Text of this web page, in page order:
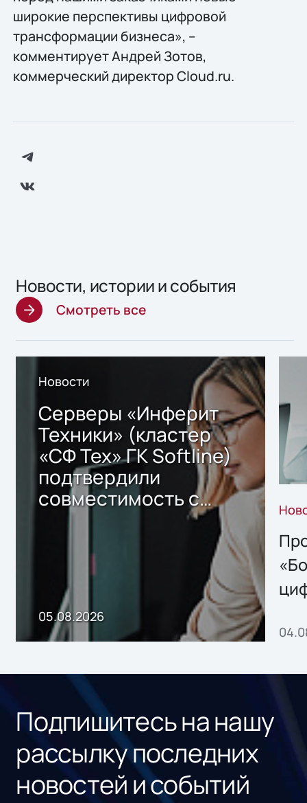
широкие перспективы цифровой
трансформации бизнеса», –
комментирует Андрей Зотов,
коммерческий директор Cloud.ru.
Новости, истории и события
Смотреть все
Новости
Серверы «Инферит
Техники» (кластер
«СФ Тех» ГК Softline)
подтвердили
совместимость с
решением Sharx
хранения данных
05.08.2026
Подпишитесь на нашу
рассылку последних
новостей и событий